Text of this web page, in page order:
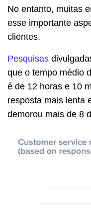
No entanto, muitas
esse importante
clientes.
Pesquisas
que o tempo médio
é de 12 horas e 10
resposta mais lenta
demorou mais de 8